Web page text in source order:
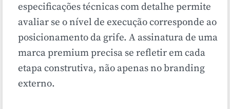
especificações técnicas com detalhe permite
avaliar se o nível de execução corresponde ao
posicionamento da grife. A assinatura de uma
marca premium precisa se refletir em cada
etapa construtiva, não apenas no branding
externo.